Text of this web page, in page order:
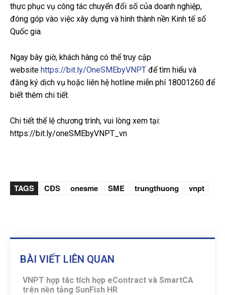
thực phục vụ công tác chuyển đổi số của doanh nghiệp,
đóng góp vào việc xây dựng và hình thành nền Kinh tế số
Quốc gia.
Ngay bây giờ, khách hàng có thể truy cập
website https://bit.ly/OneSMEbyVNPT để tìm hiểu và
đăng ký dịch vụ hoặc liên hệ hotline miễn phí 18001260 để
biết thêm chi tiết.
Chi tiết thể lệ chương trình, vui lòng xem tại:
https://bit.ly/oneSMEbyVNPT_vn
TAGS CĐS onesme SME trungthuong vnpt
BÀI VIẾT LIÊN QUAN
VNPT hợp tác tích hợp eContract và SmartCA
trên nền tảng SunFish HR